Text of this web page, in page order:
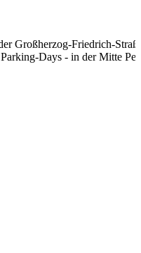
Großherzog-Friedrich-